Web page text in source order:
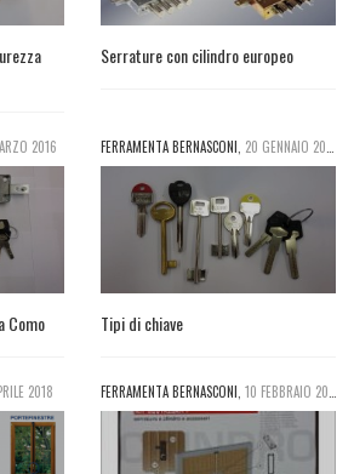
Serrature con cilindro europeo
2016
Como
FERRAMENTA BERNASCONI, 20 GENNAIO 2017
Tipi di chiave
2018 FERRAMENTA BERNASCONI, 10 FEBBRAIO 2016